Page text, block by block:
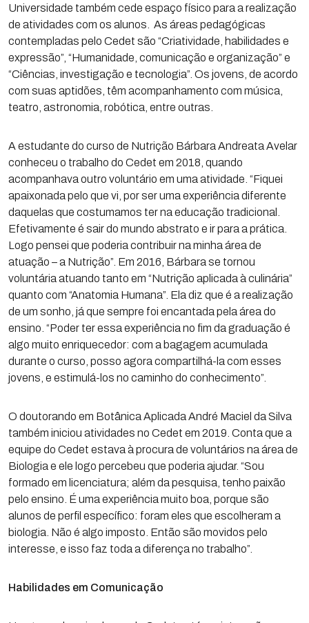
Universidade também cede espaço físico para a realização
de atividades com os alunos. As áreas pedagógicas
contempladas pelo Cedet são “Criatividade, habilidades e
expressão”, “Humanidade, comunicação e organização” e
“Ciências, investigação e tecnologia”. Os jovens, de acordo
com suas aptidões, têm acompanhamento com música,
teatro, astronomia, robótica, entre outras.
A estudante do curso de Nutrição Bárbara Andreata Avelar
conheceu o trabalho do Cedet em 2018, quando
acompanhava outro voluntário em uma atividade. “Fiquei
apaixonada pelo que vi, por ser uma experiência diferente
daquelas que costumamos ter na educação tradicional.
Efetivamente é sair do mundo abstrato e ir para a prática.
Logo pensei que poderia contribuir na minha área de
atuação – a Nutrição”. Em 2016, Bárbara se tornou
voluntária atuando tanto em “Nutrição aplicada à culinária”
quanto com “Anatomia Humana”. Ela diz que é a realização
de um sonho, já que sempre foi encantada pela área do
ensino. “Poder ter essa experiência no fim da graduação é
algo muito enriquecedor: com a bagagem acumulada
durante o curso, posso agora compartilhá-la com esses
jovens, e estimulá-los no caminho do conhecimento”.
O doutorando em Botânica Aplicada André Maciel da Silva
também iniciou atividades no Cedet em 2019. Conta que a
equipe do Cedet estava à procura de voluntários na área de
Biologia e ele logo percebeu que poderia ajudar. “Sou
formado em licenciatura; além da pesquisa, tenho paixão
pelo ensino. É uma experiência muito boa, porque são
alunos de perfil específico: foram eles que escolheram a
biologia. Não é algo imposto. Então são movidos pelo
interesse, e isso faz toda a diferença no trabalho”.
Habilidades em Comunicação